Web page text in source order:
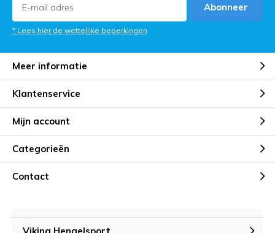
Abonneer
* Lees hier de wettelijke beperkingen
Meer informatie
Klantenservice
Mijn account
Categorieën
Contact